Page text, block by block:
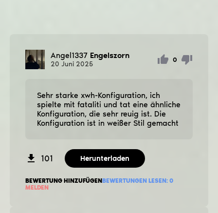
Angel1337 Engelszorn
20 Juni 2025
0
Sehr starke xwh-Konfiguration, ich
spielte mit fataliti und tat eine ähnliche
Konfiguration, die sehr reuig ist. Die
Konfiguration ist in weißer Stil gemacht
101 Herunterladen
BEWERTUNG HINZUFÜGENBEWERTUNGEN LESEN: 0
MELDEN